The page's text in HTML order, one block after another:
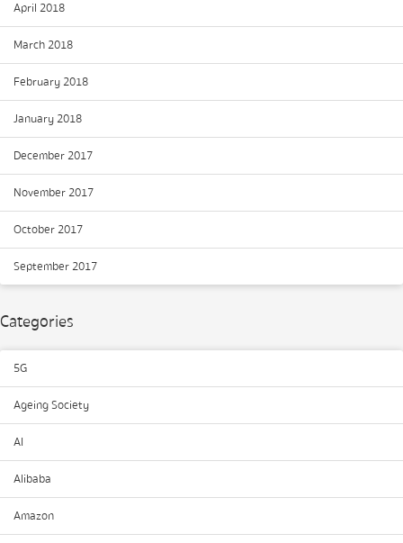
April 2018
March 2018
February 2018
January 2018
December 2017
November 2017
October 2017
September 2017
Categories
5G
Ageing Society
AI
Alibaba
Amazon